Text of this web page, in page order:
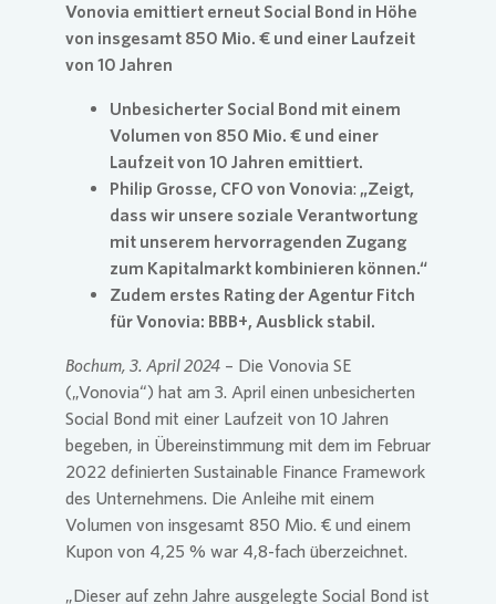
Vonovia emittiert erneut Social Bond in Höhe
von insgesamt 850 Mio. € und einer Laufzeit
von 10 Jahren
Unbesicherter Social Bond mit einem
Volumen von 850 Mio. € und einer
Laufzeit von 10 Jahren emittiert.
Philip Grosse, CFO von Vonovia: „Zeigt,
dass wir unsere soziale Verantwortung
mit unserem hervorragenden Zugang
zum Kapitalmarkt kombinieren können.“
Zudem erstes Rating der Agentur Fitch
für Vonovia: BBB+, Ausblick stabil.
Bochum, 3. April 2024 – Die Vonovia SE
(„Vonovia“) hat am 3. April einen unbesicherten
Social Bond mit einer Laufzeit von 10 Jahren
begeben, in Übereinstimmung mit dem im Februar
2022 definierten Sustainable Finance Framework
des Unternehmens. Die Anleihe mit einem
Volumen von insgesamt 850 Mio. € und einem
Kupon von 4,25 % war 4,8-fach überzeichnet.
„Dieser auf zehn Jahre ausgelegte Social Bond ist